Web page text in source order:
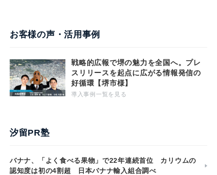
お客様の声・活用事例
戦略的広報で堺の魅力を全国へ。プレ
スリリースを起点に広がる情報発信の
好循環【堺市様】
導入事例一覧を見る
汐留PR塾
バナナ、「よく食べる果物」で22年連続首位 カリウムの
認知度は初の4割超 日本バナナ輸入組合調べ